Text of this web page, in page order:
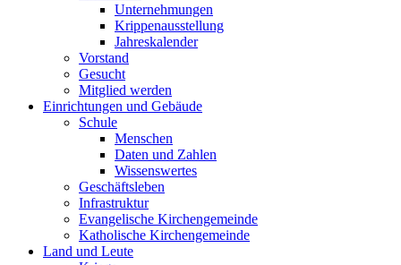
Unternehmungen
Krippenausstellung
Jahreskalender
Vorstand
Gesucht
Mitglied werden
Einrichtungen und Gebäude
Schule
Menschen
Daten und Zahlen
Wissenswertes
Geschäftsleben
Infrastruktur
Evangelische Kirchengemeinde
Katholische Kirchengemeinde
Land und Leute